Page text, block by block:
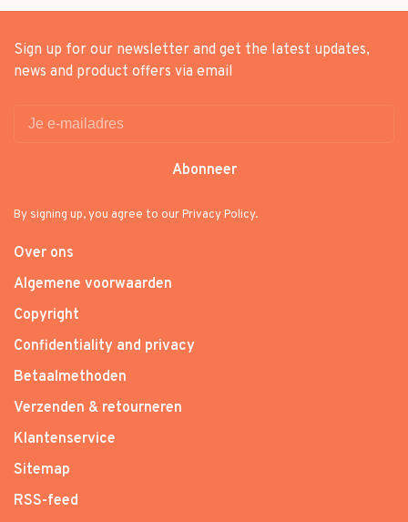
Sign up for our newsletter and get the latest updates,
news and product offers via email
Abonneer
By signing up, you agree to our Privacy Policy.
Over ons
Algemene voorwaarden
Copyright
Confidentiality and privacy
Betaalmethoden
Verzenden & retourneren
Klantenservice
Sitemap
RSS-feed